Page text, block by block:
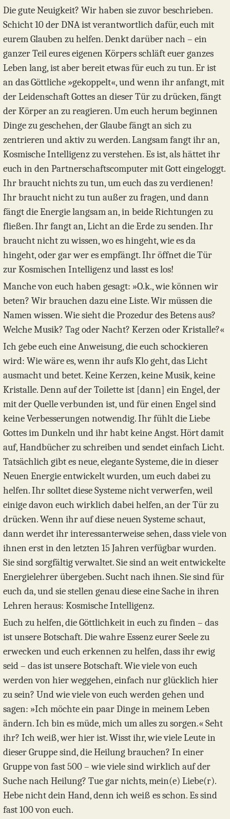
Die gute Neuigkeit? Wir haben sie zuvor beschrieben.
Schicht 10 der DNA ist verantwortlich dafür, euch mit
eurem Glauben zu helfen. Denkt darüber nach – ein
ganzer Teil eures eigenen Körpers schläft euer ganzes
Leben lang, ist aber bereit etwas für euch zu tun. Er ist
an das Göttliche »gekoppelt«, und wenn ihr anfangt, mit
der Leidenschaft Gottes an dieser Tür zu drücken, fängt
der Körper an zu reagieren. Um euch herum beginnen
Dinge zu geschehen, der Glaube fängt an sich zu
zentrieren und aktiv zu werden. Langsam fangt ihr an,
Kosmische Intelligenz zu verstehen. Es ist, als hättet ihr
euch in den Partnerschaftscomputer mit Gott eingeloggt.
Ihr braucht nichts zu tun, um euch das zu verdienen!
Ihr braucht nicht zu tun außer zu fragen, und dann
fängt die Energie langsam an, in beide Richtungen zu
fließen. Ihr fangt an, Licht an die Erde zu senden. Ihr
braucht nicht zu wissen, wo es hingeht, wie es da
hingeht, oder gar wer es empfängt. Ihr öffnet die Tür
zur Kosmischen Intelligenz und lasst es los!
Manche von euch haben gesagt: »O.k., wie können wir
beten? Wir brauchen dazu eine Liste. Wir müssen die
Namen wissen. Wie sieht die Prozedur des Betens aus?
Welche Musik? Tag oder Nacht? Kerzen oder Kristalle?«
Ich gebe euch eine Anweisung, die euch schockieren
wird: Wie wäre es, wenn ihr aufs Klo geht, das Licht
ausmacht und betet. Keine Kerzen, keine Musik, keine
Kristalle. Denn auf der Toilette ist [dann] ein Engel, der
mit der Quelle verbunden ist, und für einen Engel sind
keine Verbesserungen notwendig. Ihr fühlt die Liebe
Gottes im Dunkeln und ihr habt keine Angst. Hört damit
auf, Handbücher zu schreiben und sendet einfach Licht.
Tatsächlich gibt es neue, elegante Systeme, die in dieser
Neuen Energie entwickelt wurden, um euch dabei zu
helfen. Ihr solltet diese Systeme nicht verwerfen, weil
einige davon euch wirklich dabei helfen, an der Tür zu
drücken. Wenn ihr auf diese neuen Systeme schaut,
dann werdet ihr interessanterweise sehen, dass viele von
ihnen erst in den letzten 15 Jahren verfügbar wurden.
Sie sind sorgfältig verwaltet. Sie sind an weit entwickelte
Energielehrer übergeben. Sucht nach ihnen. Sie sind für
euch da, und sie stellen genau diese eine Sache in ihren
Lehren heraus: Kosmische Intelligenz.
Euch zu helfen, die Göttlichkeit in euch zu finden – das
ist unsere Botschaft. Die wahre Essenz eurer Seele zu
erwecken und euch erkennen zu helfen, dass ihr ewig
seid – das ist unsere Botschaft. Wie viele von euch
werden von hier weggehen, einfach nur glücklich hier
zu sein? Und wie viele von euch werden gehen und
sagen: »Ich möchte ein paar Dinge in meinem Leben
ändern. Ich bin es müde, mich um alles zu sorgen.« Seht
ihr? Ich weiß, wer hier ist. Wisst ihr, wie viele Leute in
dieser Gruppe sind, die Heilung brauchen? In einer
Gruppe von fast 500 – wie viele sind wirklich auf der
Suche nach Heilung? Tue gar nichts, mein(e) Liebe(r).
Hebe nicht dein Hand, denn ich weiß es schon. Es sind
fast 100 von euch.